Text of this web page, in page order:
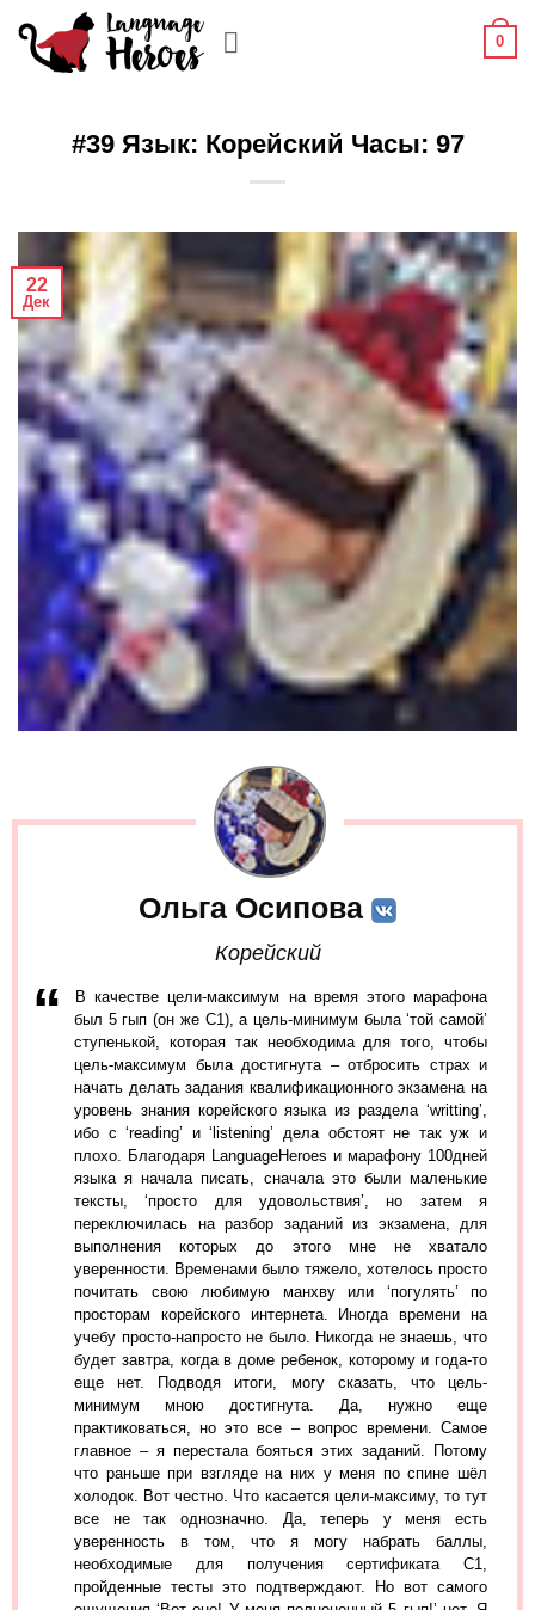
content
0
#39 Язык: Корейский Часы: 97
22
Дек
Ольга Осипова
Корейский
В качестве цели-максимум на время этого марафона
был 5 гып (он же С1), а цель-минимум была ‘той самой’
ступенькой, которая так необходима для того, чтобы
цель-максимум была достигнута – отбросить страх и
начать делать задания квалификационного экзамена на
уровень знания корейского языка из раздела ‘writting’,
ибо с ‘reading’ и ‘listening’ дела обстоят не так уж и
плохо. Благодаря LanguageHeroes и марафону 100дней
языка я начала писать, сначала это были маленькие
тексты, ‘просто для удовольствия’, но затем я
переключилась на разбор заданий из экзамена, для
выполнения которых до этого мне не хватало
уверенности. Временами было тяжело, хотелось просто
почитать свою любимую манхву или ‘погулять’ по
просторам корейского интернета. Иногда времени на
учебу просто-напросто не было. Никогда не знаешь, что
будет завтра, когда в доме ребенок, которому и года-то
еще нет. Подводя итоги, могу сказать, что цель-
минимум мною достигнута. Да, нужно еще
практиковаться, но это все – вопрос времени. Самое
главное – я перестала бояться этих заданий. Потому
что раньше при взгляде на них у меня по спине шёл
холодок. Вот честно. Что касается цели-максиму, то тут
все не так однозначно. Да, теперь у меня есть
уверенность в том, что я могу набрать баллы,
необходимые для получения сертификата С1,
пройденные тесты это подтверждают. Но вот самого